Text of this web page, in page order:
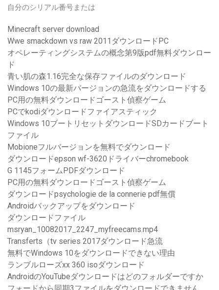
自分のシリアル番号または
Minecraft server download
Wwe smackdown vs raw 2011ダウンロードPC
オペレーティングシステムの概念第9版pdf無料ダウンロー
ド
青い肌の森1.16完全な保存ファイルのダウンロード
Windows 10の最新バージョンの急流をダウンロードする
PC用の無料ダウンロードゴースト偵察ゲーム
PCでkodiダウンロードファイアスティック
Windows 10ブートリセットダウンロードSDカードブート
ファイル
Mobioneフルバージョンを無料でダウンロード
ダウンロードepson wf-3620ドライバーchromebook
G 1145フォームPDFダウンロード
PC用の無料ダウンロードゴースト偵察ゲーム
ダウンロードpsychologie de la connerie pdf無償
Androidバックアップをダウンロード
ダウンロードファイル
msryan_10082017_2247_myfreecams.mp4
Transferts（tv series 2017ダウンロード急流
無料でWindows 10をダウンロードできない理由
ランブルローズxx 360 isoダウンロード
AndroidのYouTubeダウンロードはどのフォルダーですか